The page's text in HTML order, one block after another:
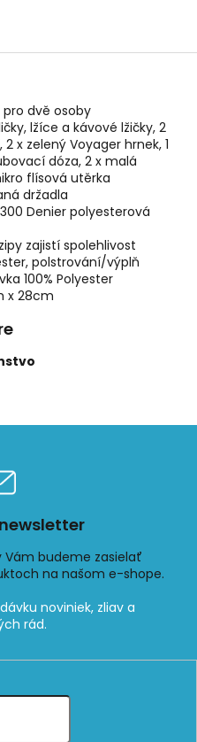
dvě osoby
lžíce a kávové lžičky, 2
x zelený Voyager hrnek, 1
dóza, 2 x malá
flísová utěrka
držadla
Denier polyesterová
zajistí spolehlivost
polstrování/výplň
100% Polyester
x 28cm
budeme zasielať
na našom e-shope.